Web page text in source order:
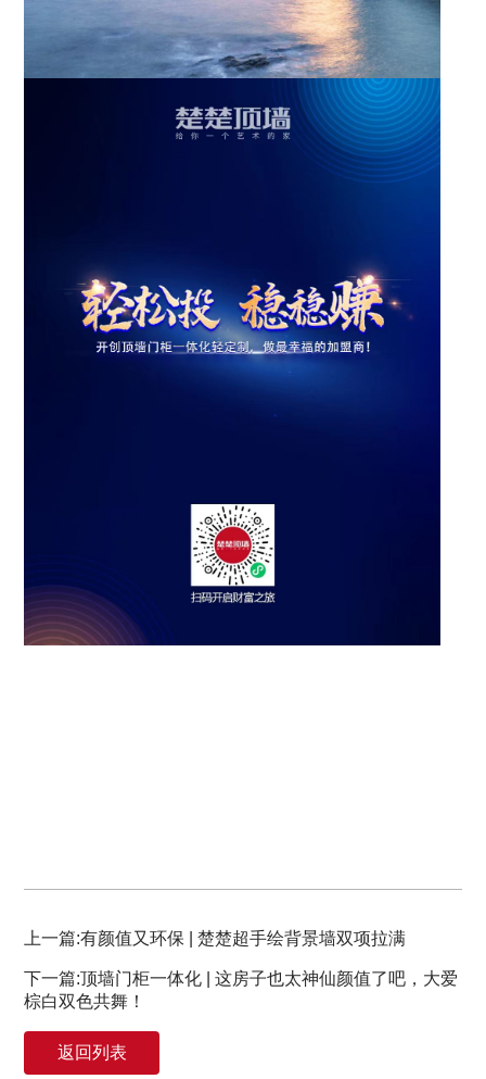
上一篇:有颜值又环保 | 楚楚超手绘背景墙双项拉满
下一篇:顶墙门柜一体化 | 这房子也太神仙颜值了吧，大爱
棕白双色共舞！
返回列表